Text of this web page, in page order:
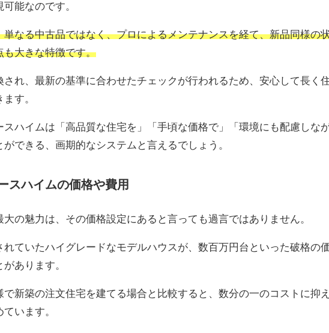
能なのです。
単なる中古品ではなく、プロによるメンテナンスを経て、新品同様の
も大きな特徴です。
され、最新の基準に合わせたチェックが行われるため、安心して長く
す。
スハイムは「高品質な住宅を」「手頃な価格で」「環境にも配慮しな
ができる、画期的なシステムと言えるでしょう。
スハイムの価格や費用
大の魅力は、その価格設定にあると言っても過言ではありません。
れていたハイグレードなモデルハウスが、数百万円台といった破格の
あります。
で新築の注文住宅を建てる場合と比較すると、数分の一のコストに抑え
います。